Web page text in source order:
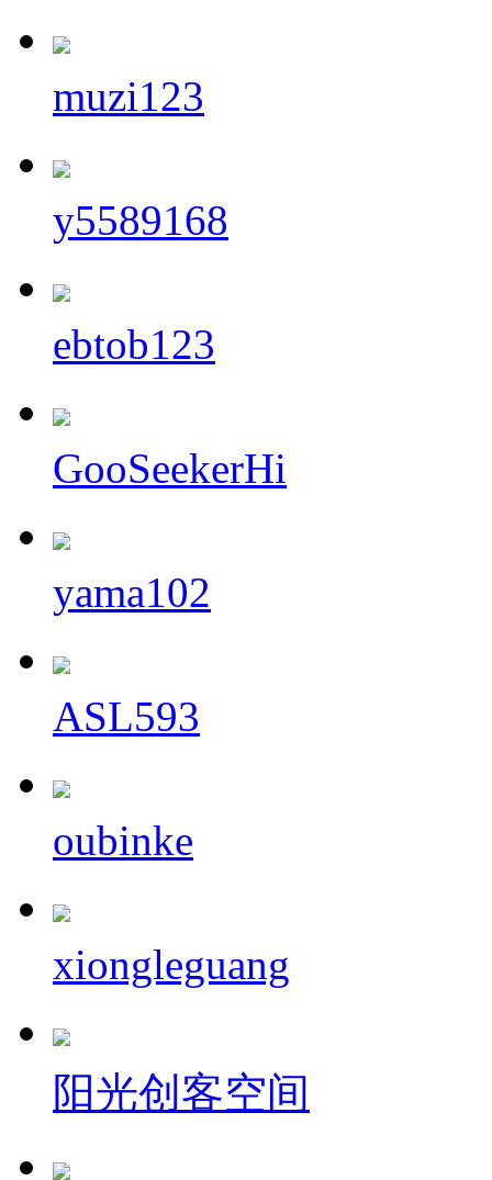
muzi123
y5589168
ebtob123
GooSeekerHi
yama102
ASL593
oubinke
xiongleguang
阳光创客空间